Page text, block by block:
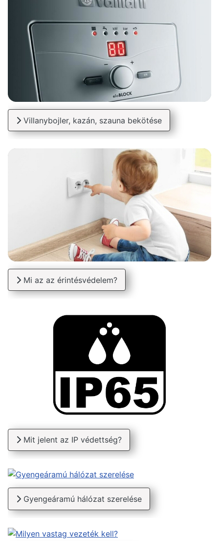
Villanybojler, kazán, szauna bekötése
Mi az az érintésvédelem?
Mit jelent az IP védettség?
Gyengeáramú hálózat szerelése